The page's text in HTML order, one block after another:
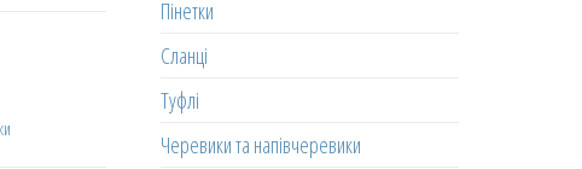
Пінетки
Сланці
Туфлі
Черевики та напівчеревики